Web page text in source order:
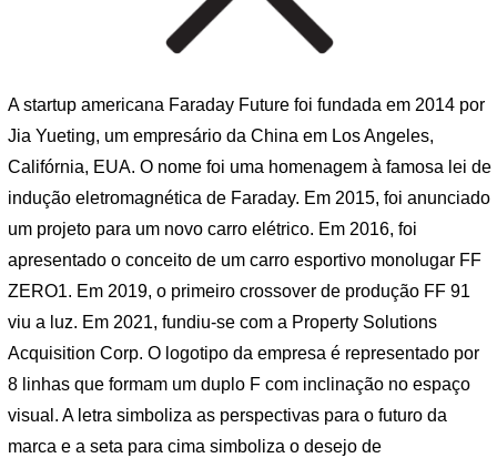
A startup americana Faraday Future foi fundada em 2014 por
Jia Yueting, um empresário da China em Los Angeles,
Califórnia, EUA. O nome foi uma homenagem à famosa lei de
indução eletromagnética de Faraday. Em 2015, foi anunciado
um projeto para um novo carro elétrico. Em 2016, foi
apresentado o conceito de um carro esportivo monolugar FF
ZERO1. Em 2019, o primeiro crossover de produção FF 91
viu a luz. Em 2021, fundiu-se com a Property Solutions
Acquisition Corp. O logotipo da empresa é representado por
8 linhas que formam um duplo F com inclinação no espaço
visual. A letra simboliza as perspectivas para o futuro da
marca e a seta para cima simboliza o desejo de